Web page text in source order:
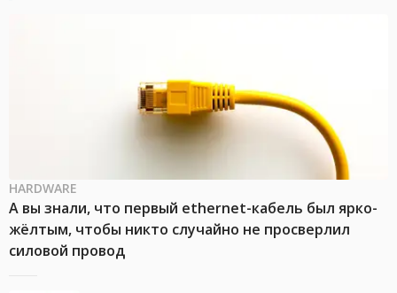
HARDWARE
А вы знали, что первый ethernet-кабель был ярко-
жёлтым, чтобы никто случайно не просверлил
силовой провод